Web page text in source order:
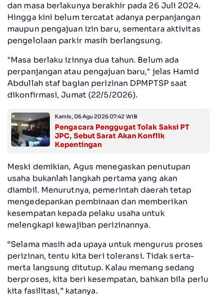
dan masa berlakunya berakhir pada 26 Juli 2024.
Hingga kini belum tercatat adanya perpanjangan
maupun pengajuan izin baru, sementara aktivitas
pengelolaan parkir masih berlangsung.
‎"Masa berlaku izinnya dua tahun. Belum ada
perpanjangan atau pengajuan baru," jelas Hamid
Abdullah staf bagian perizinan DPMPTSP saat
dikonfirmasi, Jumat (22/5/2026).
Kamis, 06 Agu 2026 07:42 WIB
Pengacara Penggugat Tolak Saksi PT
JPC, Sebut Sarat Akan Konflik
Kepentingan
‎Meski demikian, Agus menegaskan penutupan
usaha bukanlah langkah pertama yang akan
diambil. Menurutnya, pemerintah daerah tetap
mengedepankan pembinaan dan memberikan
kesempatan kepada pelaku usaha untuk
melengkapi kewajiban perizinannya.
‎“Selama masih ada upaya untuk mengurus proses
perizinan, tentu kita beri toleransi. Tidak serta-
merta langsung ditutup. Kalau memang sedang
berproses, kita beri kesempatan, bahkan bila perlu
kita fasilitasi,” katanya.